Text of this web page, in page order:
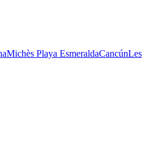
Michès Playa EsmeraldaCancúnLes